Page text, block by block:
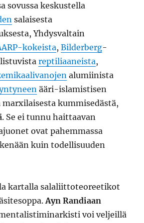
sovussa keskustella
salaisesta
Yhdysvaltain
kokeista,Bilderberg-
reptiliaaneista,
alumiinista
ääri-islamistisen
marxilaisesta kummisedästä,
. Se ei tunnu haittaavan
ovat pahemmassa
kuin todellisuuden
kartalla salaliittoteoreetikot
Ayn Randiaan
voi veljeillä